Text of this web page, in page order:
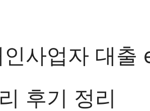
사업자 대출
후기 정리